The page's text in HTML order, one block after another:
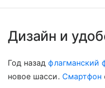
Дизайн и
Год назадфлагманский
новое шасси. Смартфон